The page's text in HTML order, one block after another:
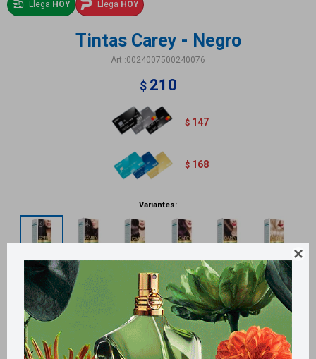

Llega HOY Llega HOY
Tintas Carey - Negro
0024007500240076
$ 210
$ 147
$ 168
Variantes:
Métodos y costos de envío